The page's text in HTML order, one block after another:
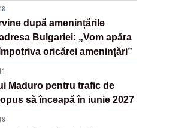
după amenințările
Bulgariei: „Vom apăra
oricărei amenințări”
Maduro pentru trafic de
să înceapă în iunie 2027